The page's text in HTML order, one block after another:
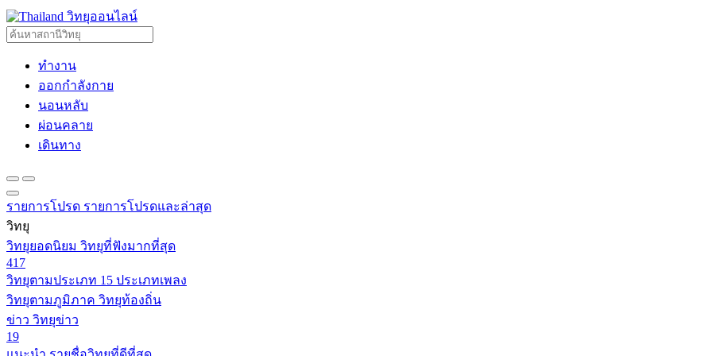
วิทยุออนไลน์
ทำงาน
ออกกำลังกาย
นอนหลับ
ผ่อนคลาย
เดินทาง
รายการโปรด รายการโปรดและล่าสุด
วิทยุ
วิทยุยอดนิยม วิทยุที่ฟังมากที่สุด
417
วิทยุตามประเภท 15 ประเภทเพลง
วิทยุตามภูมิภาค วิทยุท้องถิ่น
ข่าว วิทยุข่าว
19